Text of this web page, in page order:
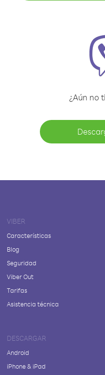
¿Aún no
VIBER
Características
Blog
Seguridad
Viber Out
Tarifas
Asistencia técnica
DESCARGAR
Android
iPhone & iPad